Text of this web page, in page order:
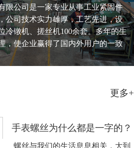
公司是一家专业从事工业紧固件
公司技术实力雄厚，工艺先进，设
冷镦机、搓丝机100余套。多年的生
，使企业赢得了国内外用户的一致
更多+
手表螺丝为什么都是一字的？
螺丝与我们的生活息息相关，大到